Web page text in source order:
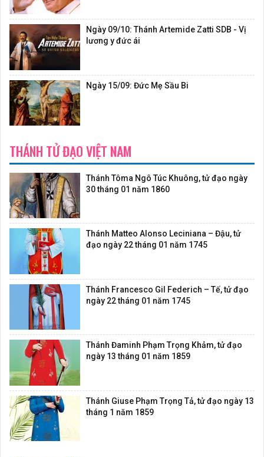
Ngày 09/10: Thánh Artemide Zatti SDB - Vị
lương y đức ái
Ngày 15/09: Đức Mẹ Sầu Bi
THÁNH TỬ ĐẠO VIỆT NAM
Thánh Tôma Ngô Túc Khuông, tử đạo ngày
30 tháng 01 năm 1860
Thánh Matteo Alonso Leciniana – Đậu, tử
đạo ngày 22 tháng 01 năm 1745
Thánh Francesco Gil Federich – Tế, tử đạo
ngày 22 tháng 01 năm 1745
Thánh Đaminh Phạm Trọng Khảm, tử đạo
ngày 13 tháng 01 năm 1859
Thánh Giuse Phạm Trọng Tả, tử đạo ngày 13
tháng 1 năm 1859